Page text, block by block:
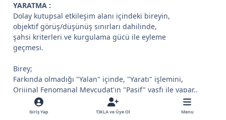
YARATMA :
Dolay kutupsal etkileşim alanı içindeki bireyin,
objektif görüş/düşünüş sınırları dahilinde,
şahsi kriterleri ve kurgulama gücü ile eyleme
geçmesi.
Birey;
Farkında olmadığı "Yalan" içinde, "Yaratı" işlemini,
Orijinal Fenomanal Mevcudat'ın "Pasif" vasfı ile yapar..
..ve pek tabii, bilginin artışı sonucu, faaliyete ve uç
Giriş Yap TIKLA ve Üye Ol Menu